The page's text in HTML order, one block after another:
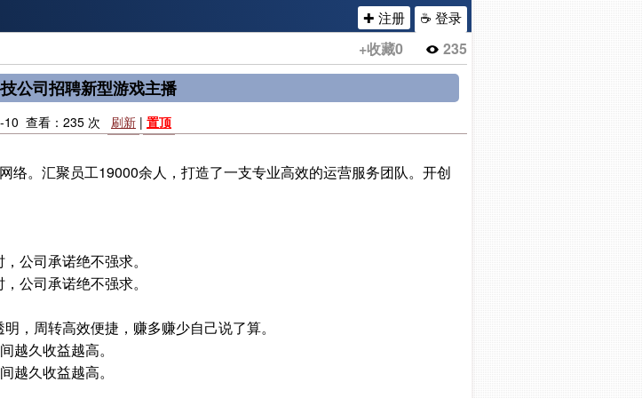
☕ 登录
✚ 注册
+收藏0 235
公司招聘新型游戏主播
10 查看：235 次 刷新 | 置顶
络。汇聚员工19000余人，打造了一支专业高效的运营服务团队。开创
公司承诺绝不强求。
公司承诺绝不强求。
，周转高效便捷，赚多赚少自己说了算。
越久收益越高。
越久收益越高。